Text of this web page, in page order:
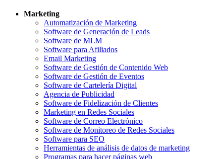
Marketing
Automatización de Marketing
Software de Generación de Leads
Software de MLM
Software para Afiliados
Email Marketing
Software de Gestión de Contenido Web
Software de Gestión de Eventos
Software de Cartelería Digital
Agencia de Publicidad
Software de Fidelización de Clientes
Marketing en Redes Sociales
Software de Correo Electrónico
Software de Monitoreo de Redes Sociales
Software para SEO
Herramientas de análisis de datos de marketing
Programas para hacer páginas web